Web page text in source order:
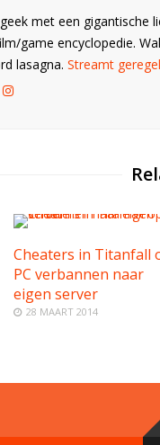
met een gigantische
game encyclopedie.
lasagna. Streamt
Cheaters in Titanfall
PC verbannen naar
eigen server
28 MAART 2014